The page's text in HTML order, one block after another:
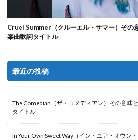
Cruel Summer（クルーエル・サマー）その
楽曲歌詞タイトル
最近の投稿
The Comedian（ザ・コメディアン）その意味
タイトル
In Your Own Sweet Way（イン・ユア・オウン